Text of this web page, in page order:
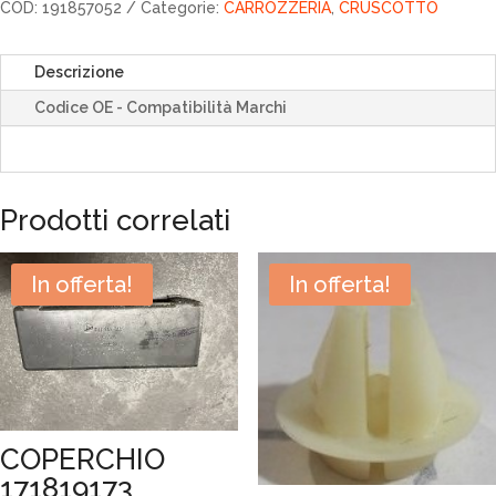
COD: 191857052 Categorie: CARROZZERIA CRUSCOTTO
Descrizione
Codice OE - Compatibilità Marchi
Prodotti correlati
In offerta!
COPERCHIO
171819173
In offerta!